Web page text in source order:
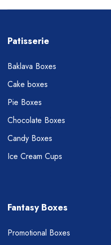
Patisserie
Baklava Boxes
Cake boxes
Pie Boxes
Chocolate Boxes
Candy Boxes
Ice Cream Cups
Fantasy Boxes
Promotional Boxes